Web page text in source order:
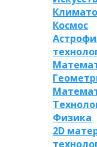
Космос
Физика
2D